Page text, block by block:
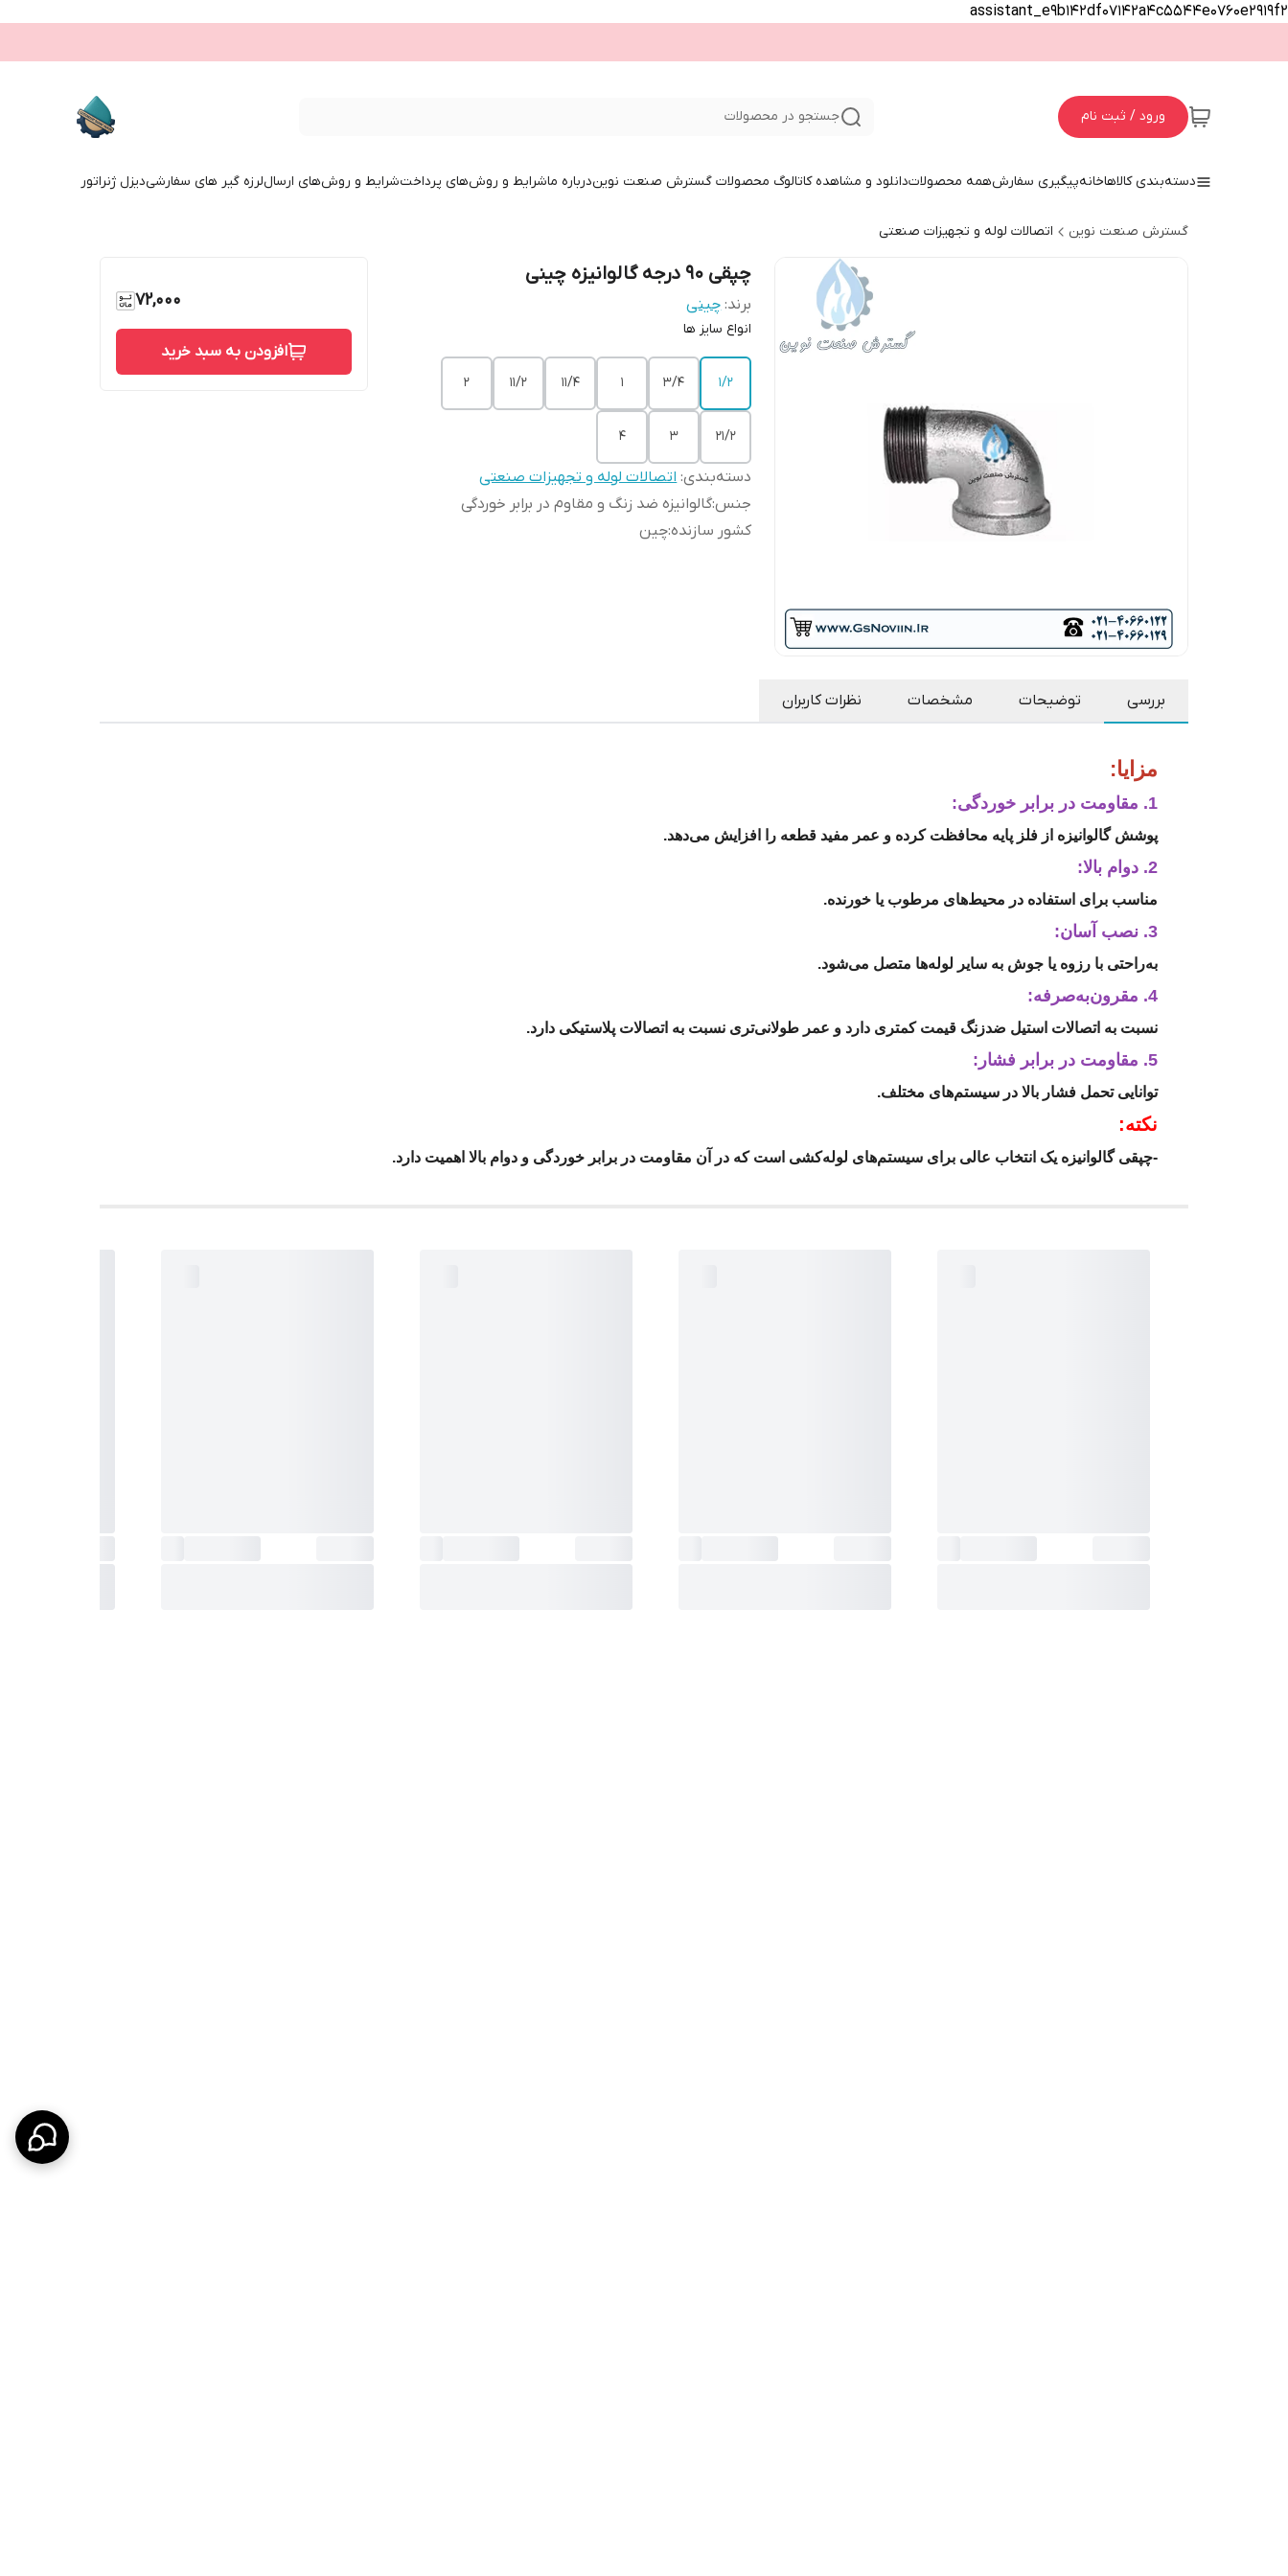
assistant_e9b142df07142a4c5544e0760e2919f2
ورود / ثبت نام جستجو در محصولات
دسته‌بندی کالاهاخانهپیگیری سفارشهمه محصولاتدانلود و مشاهده کاتالوگ محصولات گسترش صنعت نویندرباره ماشرایط و روش‌های پرداختشرایط و روش‌های ارساللرزه گیر های سفارشیدیزل ژنراتور
گسترش صنعت نوین اتصالات لوله و تجهیزات صنعتی
چپقی ۹۰ درجه گالوانیزه چینی
برند: چینی
انواع سایز ها
1/2
3/4
1
11/4
11/2
2
21/2
3
4
دسته‌بندی:اتصالات لوله و تجهیزات صنعتی
جنس:گالوانیزه ضد زنگ و مقاوم در برابر خوردگی
کشور سازنده:چین
72,000
افزودن به سبد خرید
بررسی توضیحات مشخصات نظرات کاربران
مزایا:
1. مقاومت در برابر خوردگی:
پوشش گالوانیزه از فلز پایه محافظت کرده و عمر مفید قطعه را افزایش می‌دهد.
2. دوام بالا:
مناسب برای استفاده در محیط‌های مرطوب یا خورنده.
3. نصب آسان:
به‌راحتی با رزوه یا جوش به سایر لوله‌ها متصل می‌شود.
4. مقرون‌به‌صرفه:
نسبت به اتصالات استیل ضدزنگ قیمت کمتری دارد و عمر طولانی‌تری نسبت به اتصالات پلاستیکی دارد.
5. مقاومت در برابر فشار:
توانایی تحمل فشار بالا در سیستم‌های مختلف.
نکته:
-چپقی گالوانیزه یک انتخاب عالی برای سیستم‌های لوله‌کشی است که در آن مقاومت در برابر خوردگی و دوام بالا اهمیت دارد.